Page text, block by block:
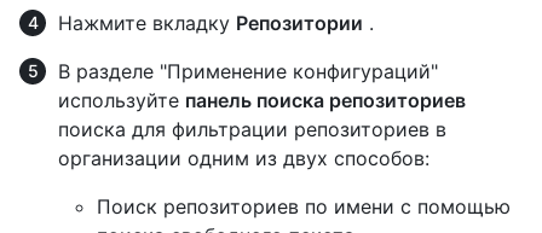
Нажмите вкладку Репозитории .
В разделе "Применение конфигураций"
используйте панель поиска репозиториев
поиска для фильтрации репозиториев в
организации одним из двух способов:
Поиск репозиториев по имени с помощью